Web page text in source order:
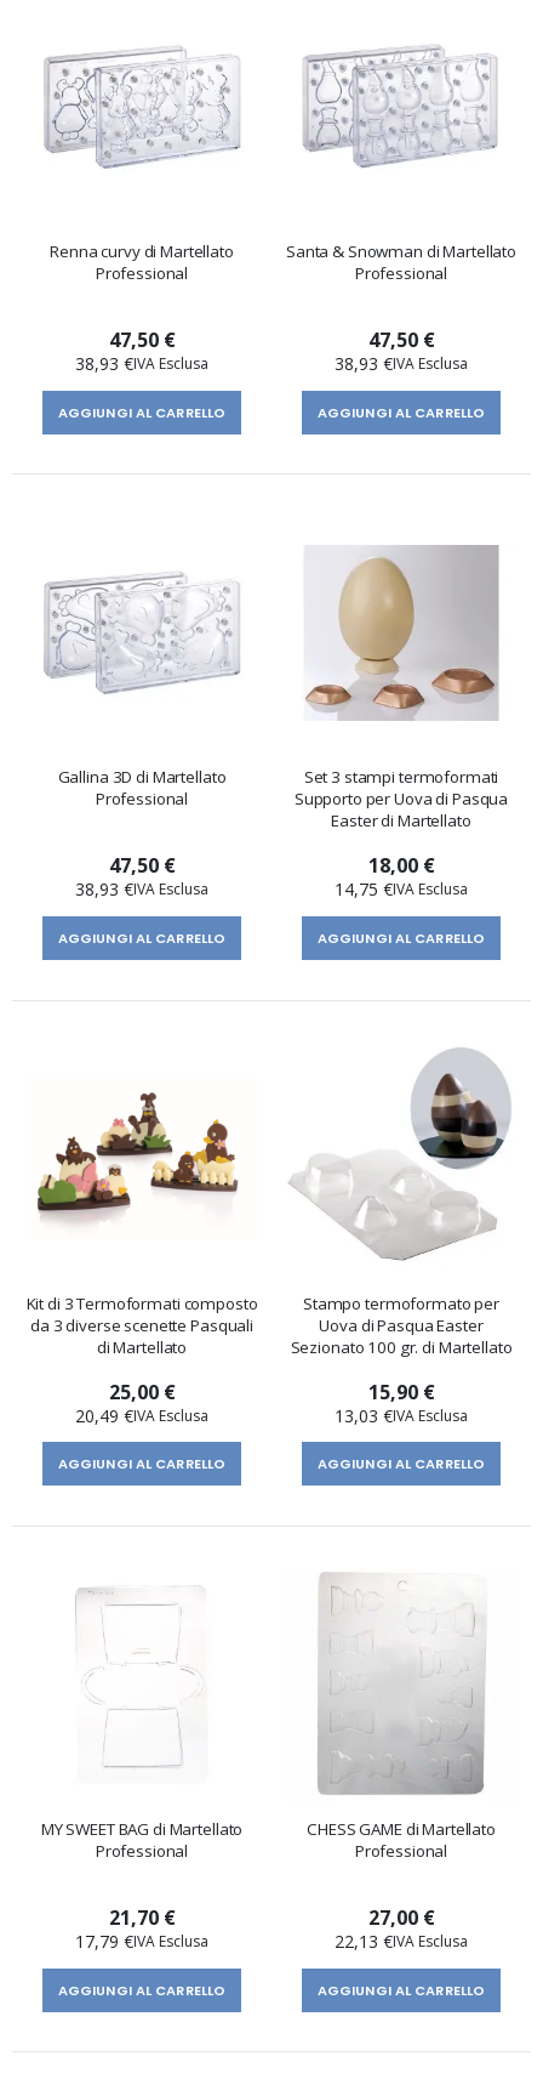
Renna curvy di Martellato
Professional
47,50 €
38,93 €
AGGIUNGI AL CARRELLO
Santa & Snowman di Martellato
Professional
47,50 €
38,93 €
AGGIUNGI AL CARRELLO
Gallina 3D di Martellato
Professional
47,50 €
38,93 €
AGGIUNGI AL CARRELLO
Set 3 stampi termoformati
Supporto per Uova di Pasqua
Easter di Martellato
18,00 €
14,75 €
AGGIUNGI AL CARRELLO
Kit di 3 Termoformati composto
da 3 diverse scenette Pasquali
di Martellato
25,00 €
20,49 €
AGGIUNGI AL CARRELLO
Stampo termoformato per
Uova di Pasqua Easter
Sezionato 100 gr. di Martellato
15,90 €
13,03 €
AGGIUNGI AL CARRELLO
MY SWEET BAG di Martellato
Professional
21,70 €
17,79 €
AGGIUNGI AL CARRELLO
CHESS GAME di Martellato
Professional
27,00 €
22,13 €
AGGIUNGI AL CARRELLO